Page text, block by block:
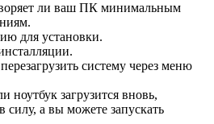
ли ваш ПК минимальным
для установки.
систему через меню
ноутбук загрузится вновь,
силу, а вы можете запускать